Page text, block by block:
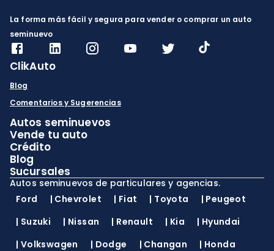
La forma más fácil y segura para vender o comprar un auto
seminuevo
ClikAuto
Blog
Comentarios y Sugerencias
Autos seminuevos
Vende tu auto
Crédito
Blog
Sucursales
Autos seminuevos de particulares y agencias.
Ford
| Chevrolet | Fiat | Toyota | Peugeot
| Suzuki | Nissan | Renault | Kia | Hyundai
| Volkswagen | Dodge | Changan | Honda